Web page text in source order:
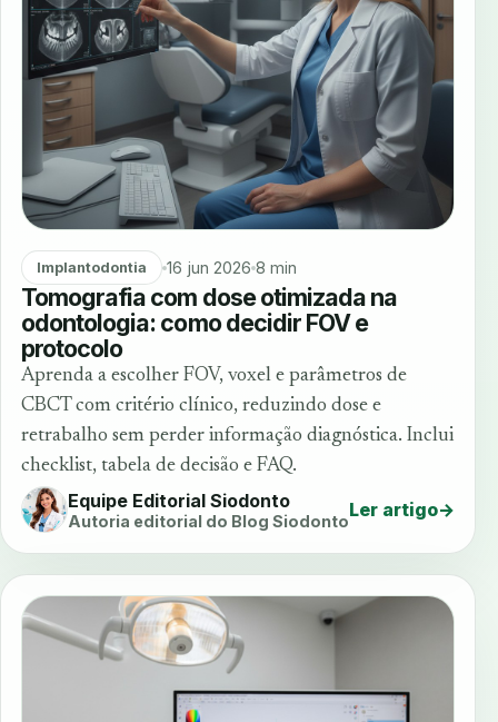
Implantodontia 16 jun 2026 8 min
Tomografia com dose otimizada na
odontologia: como decidir FOV e
protocolo
Aprenda a escolher FOV, voxel e parâmetros de
CBCT com critério clínico, reduzindo dose e
retrabalho sem perder informação diagnóstica. Inclui
checklist, tabela de decisão e FAQ.
Equipe Editorial Siodonto
Autoria editorial do Blog SiodontoLer artigo→